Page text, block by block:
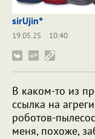
sirUjin°
19.05.25
10:40
В каком-то из
ссылка на
роботов-
меня, похоже,